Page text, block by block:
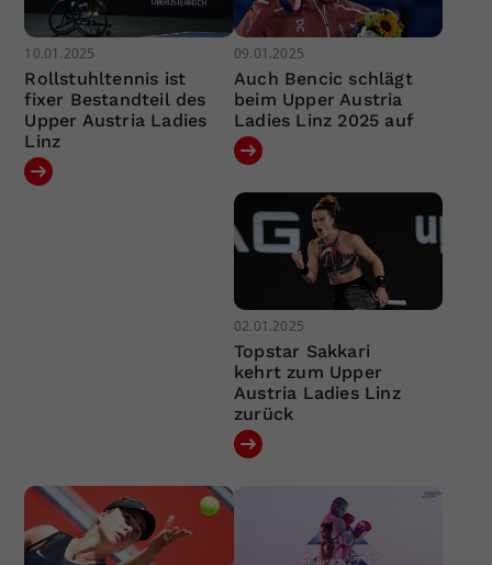
10.01.2025
Rollstuhltennis ist
fixer Bestandteil des
Upper Austria Ladies
Linz
09.01.2025
Auch Bencic schlägt
beim Upper Austria
Ladies Linz 2025 auf
02.01.2025
Topstar Sakkari
kehrt zum Upper
Austria Ladies Linz
zurück